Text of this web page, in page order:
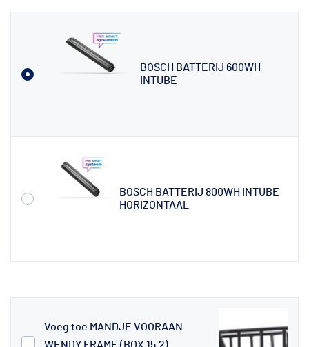
BOSCH BATTERIJ 600WH
INTUBE
BOSCH BATTERIJ 800WH INTUBE
HORIZONTAAL
Voeg toe MANDJE VOORAAN